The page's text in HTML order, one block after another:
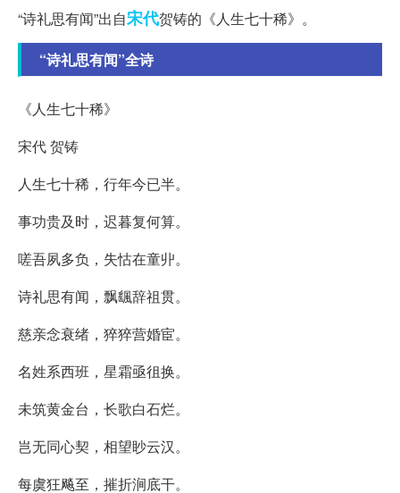
“诗礼思有闻”出自宋代贺铸的《人生七十稀》。
“诗礼思有闻”全诗
《人生七十稀》
宋代 贺铸
人生七十稀，行年今已半。
事功贵及时，迟暮复何算。
嗟吾夙多负，失怙在童丱。
诗礼思有闻，飘颻辞祖贯。
慈亲念衰绪，猝猝营婚宦。
名姓系西班，星霜亟徂换。
未筑黄金台，长歌白石烂。
岂无同心契，相望眇云汉。
每虞狂飚至，摧折涧底干。